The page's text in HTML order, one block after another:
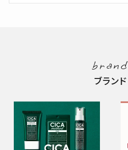
brand
ブランド